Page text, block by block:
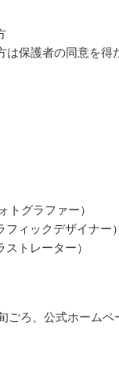
は保護者の同意を得
トグラファー）
フィックデザイナー）
ストレーター）
ごろ、公式ホーム